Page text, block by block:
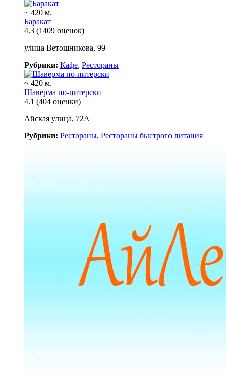
~ 420 м.
Баракат
4.3 (1409 оценок)
улица Ветошникова, 99
Рубрики: Кафе, Рестораны
~ 420 м.
Шаверма по-питерски
4.1 (404 оценки)
Айская улица, 72А
Рубрики: Рестораны, Рестораны быстрого питания